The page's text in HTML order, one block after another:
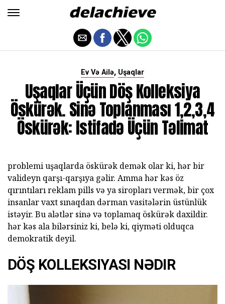
Ev Və Ailə, Uşaqlar
Uşaqlar Üçün Döş Kolleksiya
Öskürək. Sinə Toplanması 1,2,3,4
Öskürək: Istifadə Üçün Təlimat
problemi uşaqlarda öskürək demək olar ki, hər bir
valideyn qarşı-qarşıya gəlir. Amma hər kəs öz
qırıntıları reklam pills və ya siropları vermək, bir çox
insanlar vaxt sınaqdan dərman vasitələrin üstünlük
istəyir. Bu alətlər sinə və toplamaq öskürək daxildir.
hər kəs ala bilərsiniz ki, belə ki, qiyməti olduqca
demokratik deyil.
DÖŞ KOLLEKSIYASI NƏDIR